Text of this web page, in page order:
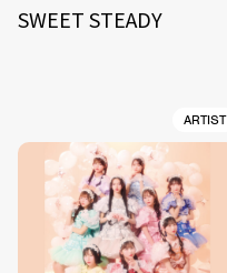
SWEET STEADY
ARTIST